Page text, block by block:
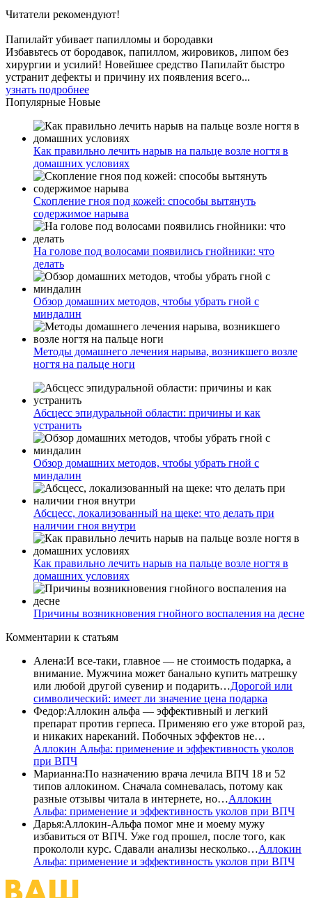
Читатели рекомендуют!
Папилайт убивает папилломы и бородавки
Избавьтесь от бородавок, папиллом, жировиков, липом без
хирургии и усилий! Новейшее средство Папилайт быстро
устранит дефекты и причину их появления всего...
узнать подробнее
Популярные Новые
Как правильно лечить нарыв на пальце возле ногтя в
домашних условиях
Скопление гноя под кожей: способы вытянуть
содержимое нарыва
На голове под волосами появились гнойники: что
делать
Обзор домашних методов, чтобы убрать гной с
миндалин
Методы домашнего лечения нарыва, возникшего возле
ногтя на пальце ноги
Абсцесс эпидуральной области: причины и как
устранить
Обзор домашних методов, чтобы убрать гной с
миндалин
Абсцесс, локализованный на щеке: что делать при
наличии гноя внутри
Как правильно лечить нарыв на пальце возле ногтя в
домашних условиях
Причины возникновения гнойного воспаления на десне
Комментарии к статьям
Алена:И все-таки, главное — не стоимость подарка, а
внимание. Мужчина может банально купить матрешку
или любой другой сувенир и подарить…Дорогой или
символический: имеет ли значение цена подарка
Федор:Аллокин альфа — эффективный и легкий
препарат против герпеса. Применяю его уже второй раз,
и никаких нареканий. Побочных эффектов не…
Аллокин Альфа: применение и эффективность уколов
при ВПЧ
Марианна:По назначению врача лечила ВПЧ 18 и 52
типов аллокином. Сначала сомневалась, потому как
разные отзывы читала в интернете, но…Аллокин
Альфа: применение и эффективность уколов при ВПЧ
Дарья:Аллокин-Альфа помог мне и моему мужу
избавиться от ВПЧ. Уже год прошел, после того, как
прокололи курс. Сдавали анализы несколько…Аллокин
Альфа: применение и эффективность уколов при ВПЧ